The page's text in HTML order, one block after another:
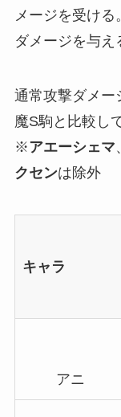
メージを受け
ダメージを与え
通常攻撃ダメー
魔S駒と比較し
※アエーシェマ、
クセンは除外
キャラ
アニ